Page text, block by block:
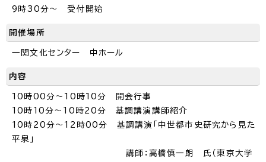
9時30分～ 受付開始
開催場所
一関文化センター 中ホール
内容
10時00分～10時10分 開会行事
10時10分～10時20分 基調講演講師紹介
10時20分～12時00分 基調講演「中世都市史研究から見た
平泉」
講師：高橋慎一朗 氏（東京大学